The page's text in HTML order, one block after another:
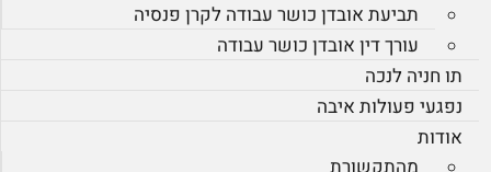
תביעת אובדן כושר עבודה לקרן פנסיה
עורך דין אובדן כושר עבודה
תו חניה לנכה
נפגעי פעולות איבה
אודות